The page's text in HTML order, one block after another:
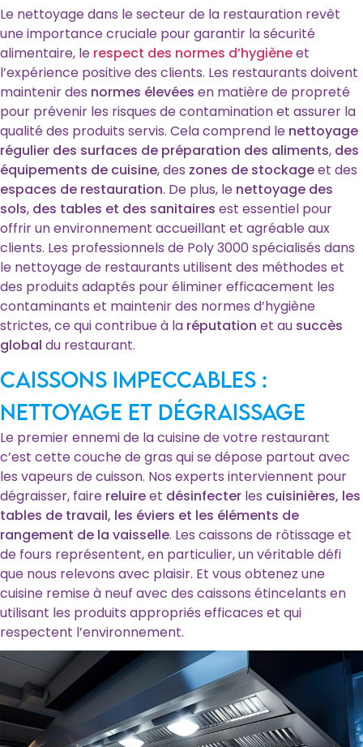
Le nettoyage dans le secteur de la restauration revêt
une importance cruciale pour garantir la sécurité
alimentaire, le respect des normes d’hygièneet
l’expérience positive des clients. Les restaurants doivent
maintenir des normes élevées en matière de propreté
pour prévenir les risques de contamination et assurer la
qualité des produits servis. Cela comprend le nettoyage
régulier des surfaces de préparation des aliments, des
équipements de cuisine, des zones de stockageet des
espaces de restauration. De plus, le nettoyage des
sols, des tables et des sanitaires est essentiel pour
offrir un environnement accueillant et agréable aux
clients. Les professionnels de Poly 3000 spécialisés dans
le nettoyage de restaurants utilisent des méthodes et
des produits adaptés pour éliminer efficacement les
contaminants et maintenir des normes d’hygiène
strictes, ce qui contribue à la réputation et au succès
global du restaurant.
Caissons impeccables :
Nettoyage et dégraissage
Le premier ennemi de la cuisine de votre restaurant
c’est cette couche de gras qui se dépose partout avec
les vapeurs de cuisson. Nos experts interviennent pour
dégraisser, faire reluireet désinfecter les cuisinières, les
tables de travail, les éviers et les éléments de
rangement de la vaisselle. Les caissons de rôtissage et
de fours représentent, en particulier, un véritable défi
que nous relevons avec plaisir. Et vous obtenez une
cuisine remise à neuf avec des caissons étincelants en
utilisant les produits appropriés efficaces et qui
respectent l’environnement.